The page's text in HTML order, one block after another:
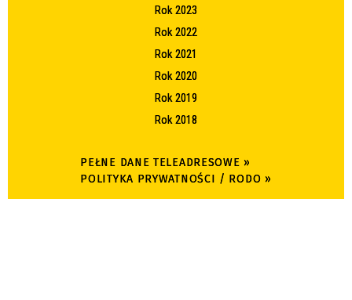
Rok 2023
Rok 2022
Rok 2021
Rok 2020
Rok 2019
Rok 2018
PEŁNE DANE TELEADRESOWE »
POLITYKA PRYWATNOŚCI / RODO »